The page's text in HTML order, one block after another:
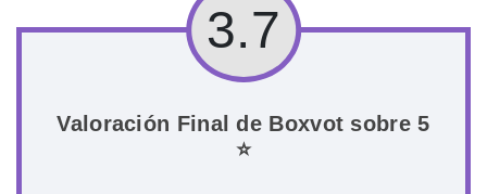
3.7
Valoración Final de Boxvot sobre 5
⭐